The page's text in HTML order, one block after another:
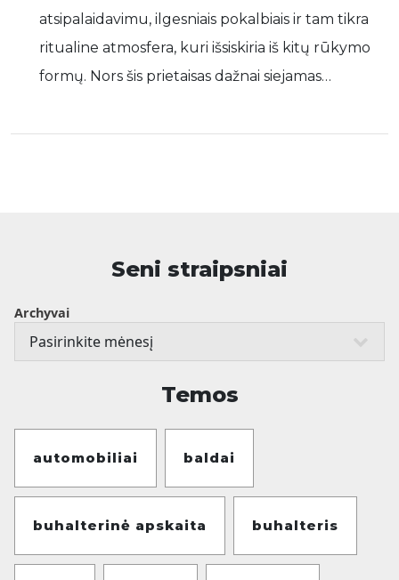
atsipalaidavimu, ilgesniais pokalbiais ir tam tikra
ritualine atmosfera, kuri išsiskiria iš kitų rūkymo
formų. Nors šis prietaisas dažnai siejamas…
Seni straipsniai
Archyvai
Temos
automobiliai baldai
buhalterinė apskaita buhalteris